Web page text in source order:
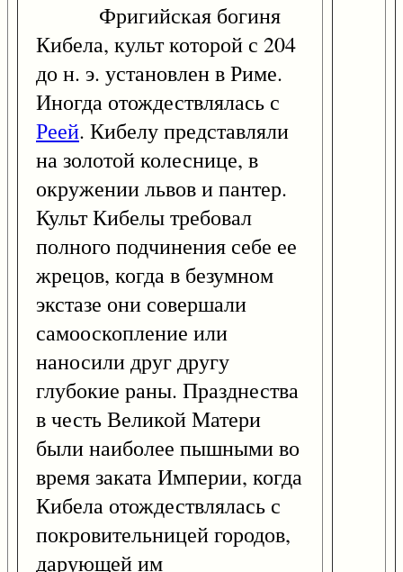
Фригийская богиня
Кибела, культ которой с 204
до н. э. установлен в Риме.
Иногда отождествлялась с
Реей. Кибелу представляли
на золотой колеснице, в
окружении львов и пантер.
Культ Кибелы требовал
полного подчинения себе ее
жрецов, когда в безумном
экстазе они совершали
самооскопление или
наносили друг другу
глубокие раны. Празднества
в честь Великой Матери
были наиболее пышными во
время заката Империи, когда
Кибела отождествлялась с
покровительницей городов,
дарующей им